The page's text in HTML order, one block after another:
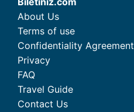
About Us
Terms of use
Confidentiality Agreement
Privacy
FAQ
Travel Guide
Contact Us